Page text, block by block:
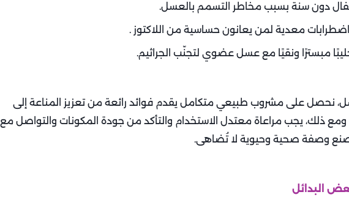
دون سنة بسبب مخاطر التسمم بالعسل.
معدية لمن يعانون حساسية من اللاكتوز .
مبسترًا ونقيًا مع عسل عضوي لتجنّب الجراثيم.
نحصل على مشروب طبيعي متكامل يقدم فوائد رائعة من تعزيز المناعة إلى
ذلك، يجب مراعاة معتدل الاستخدام والتأكد من جودة المكونات والتواصل مع
نصنع وصفة صحية وحيوية لا تُضاهى.
البدائل